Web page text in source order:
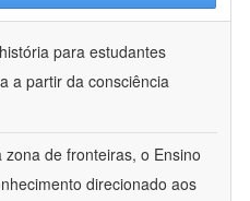
para estudantes
a partir da consciência
de fronteiras, o Ensino
direcionado aos